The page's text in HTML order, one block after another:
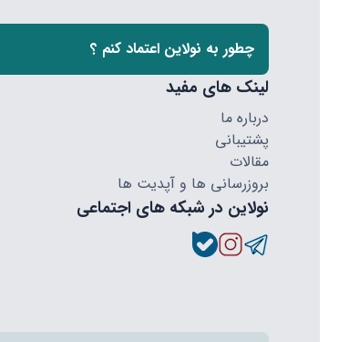
چطور به نولاین اعتماد کنم ؟
لینک های مفید
درباره ما
پشتیبانی
مقالات
بروزرسانی ها و آپدیت ها
نولاین در شبکه های اجتماعی